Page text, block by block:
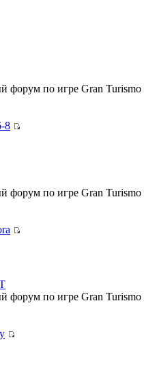
форум по игре Gran Turismo
8
форум по игре Gran Turismo
форум по игре Gran Turismo